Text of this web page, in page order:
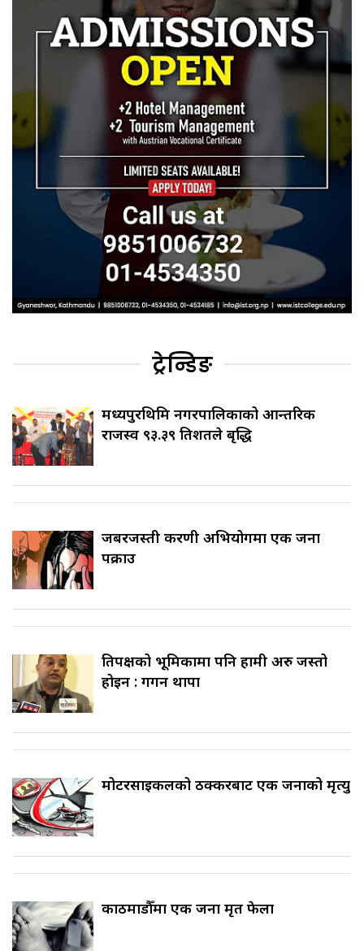
ट्रेन्डिङ
मध्यपुरथिमि नगरपालिकाको आन्तरिक
राजस्व ९३.३९ प्रतिशतले बृद्धि
जबरजस्ती करणी अभियोगमा एक जना
पक्राउ
प्रतिपक्षको भूमिकामा पनि हामी अरु जस्तो
होइन : गगन थापा
मोटरसाइकलको ठक्करबाट एक जनाको मृत्यु
काठमाडौँमा एक जना मृत फेला